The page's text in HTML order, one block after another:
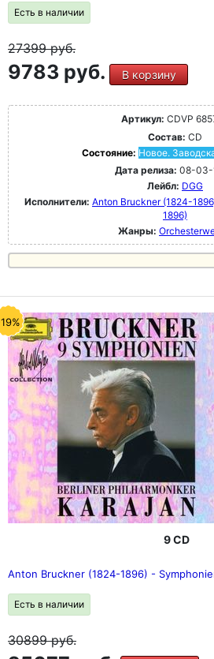
Есть в наличии
27399руб.
9783 руб. В корзину
Артикул: CDVP
Состав: CD
Состояние: Новое.
Дата релиза: 08-03-
Лейбл: DGG
Исполнители: Anton Bruckner (1824-
1896)
Жанры:
9 CD
Anton Bruckner (1824-1896) -
Есть в наличии
30899руб.